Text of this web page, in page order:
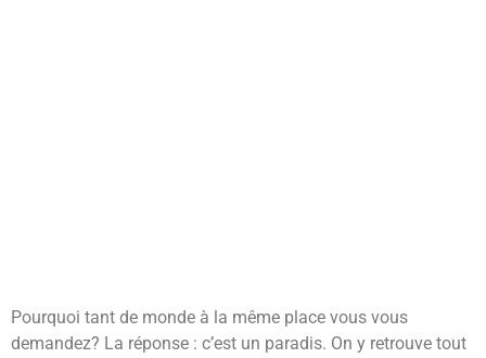
Pourquoi tant de monde à la même place vous vous
demandez? La réponse : c’est un paradis. On y retrouve tout